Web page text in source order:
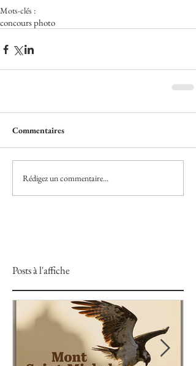
Mots-clés :
concours photo
Commentaires
Rédigez un commentaire...
Posts à l'affiche